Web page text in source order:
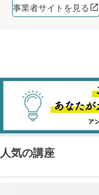
事業者サイトを見る
人気の講座